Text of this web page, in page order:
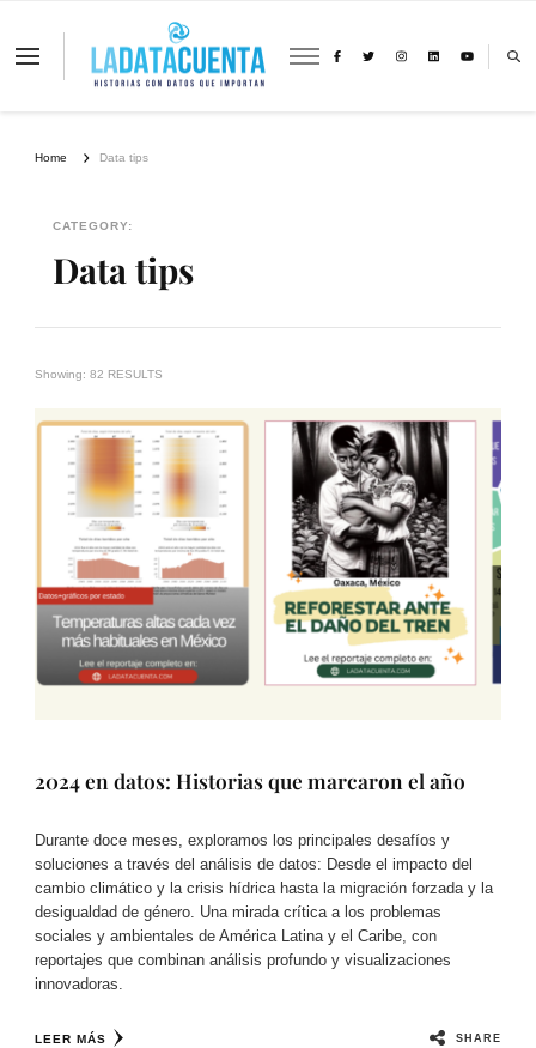
La Data Cuenta es una plataforma
Home Data tips
CATEGORY:
Data tips
Showing: 82 RESULTS
2024 en datos: Historias que marcaron el año
Durante doce meses, exploramos los principales desafíos y
soluciones a través del análisis de datos: Desde el impacto del
cambio climático y la crisis hídrica hasta la migración forzada y la
desigualdad de género. Una mirada crítica a los problemas
sociales y ambientales de América Latina y el Caribe, con
reportajes que combinan análisis profundo y visualizaciones
innovadoras.
LEER MÁS SHARE